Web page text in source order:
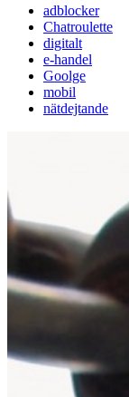
adblocker
Chatroulette
digitalt
e-handel
Goolge
mobil
nätdejtande